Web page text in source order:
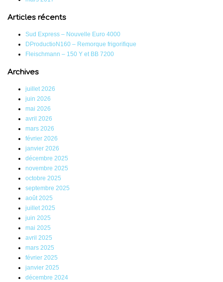
Articles récents
Sud Express – Nouvelle Euro 4000
DProductioN160 – Remorque frigorifique
Fleischmann – 150 Y et BB 7200
Archives
juillet 2026
juin 2026
mai 2026
avril 2026
mars 2026
février 2026
janvier 2026
décembre 2025
novembre 2025
octobre 2025
septembre 2025
août 2025
juillet 2025
juin 2025
mai 2025
avril 2025
mars 2025
février 2025
janvier 2025
décembre 2024